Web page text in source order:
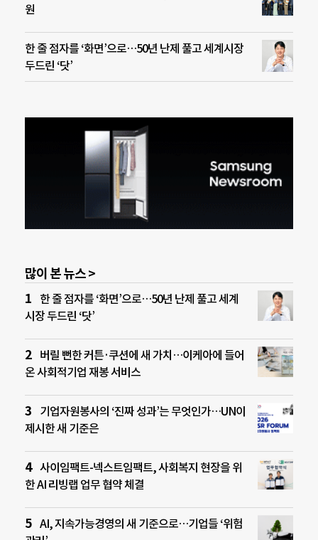
원
한 줄 점자를 ‘화면’으로…50년 난제 풀고 세계시장
두드린 ‘닷’
많이 본 뉴스 >
한 줄 점자를 ‘화면’으로…50년 난제 풀고 세계
시장 두드린 ‘닷’
버릴 뻔한 커튼·쿠션에 새 가치…이케아에 들어
온 사회적기업 재봉 서비스
기업자원봉사의 ‘진짜 성과’는 무엇인가…UN이
제시한 새 기준은
사이임팩트-넥스트임팩트, 사회복지 현장을 위
한 AI 리빙랩 업무 협약 체결
AI, 지속가능경영의 새 기준으로…기업들 ‘위험